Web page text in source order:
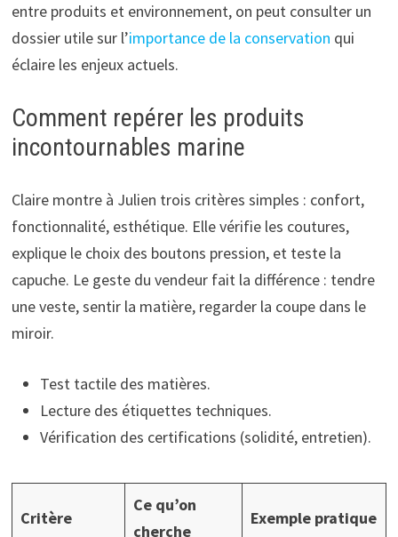
entre produits et environnement, on peut consulter un
dossier utile sur l’importance de la conservation qui
éclaire les enjeux actuels.
Comment repérer les produits
incontournables marine
Claire montre à Julien trois critères simples : confort,
fonctionnalité, esthétique. Elle vérifie les coutures,
explique le choix des boutons pression, et teste la
capuche. Le geste du vendeur fait la différence : tendre
une veste, sentir la matière, regarder la coupe dans le
miroir.
Test tactile des matières.
Lecture des étiquettes techniques.
Vérification des certifications (solidité, entretien).
Critère
Ce qu’on
cherche
Exemple pratique